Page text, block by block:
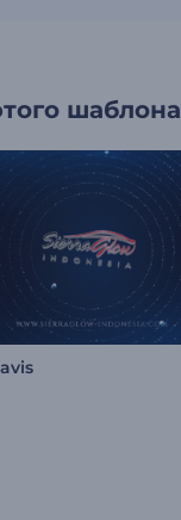
шаблона